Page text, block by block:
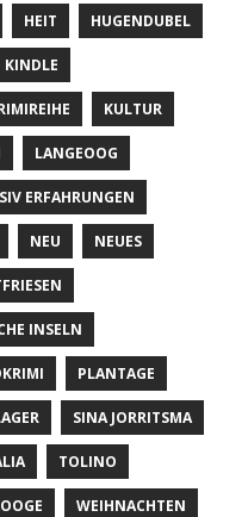
HEIT HUGENDUBEL
KINDLE
KULTUR
LANGEOOG
ERFAHRUNGEN
NEU NEUES
INSELN
PLANTAGE
SINA JORRITSMA
TOLINO
WEIHNACHTEN